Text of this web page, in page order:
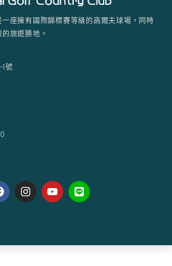
座擁有國際錦標賽等級的高爾夫球場，同時
旅遊勝地。
號